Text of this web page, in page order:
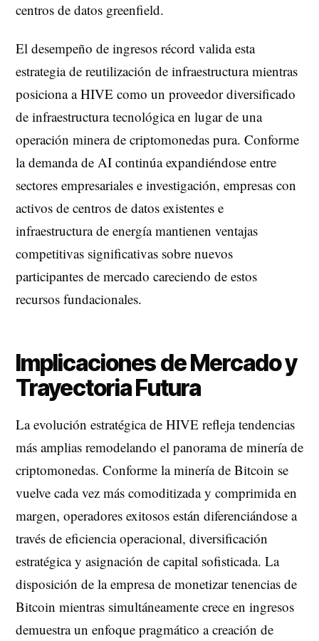
centros de datos greenfield.
El desempeño de ingresos récord valida esta
estrategia de reutilización de infraestructura mientras
posiciona a HIVE como un proveedor diversificado
de infraestructura tecnológica en lugar de una
operación minera de criptomonedas pura. Conforme
la demanda de AI continúa expandiéndose entre
sectores empresariales e investigación, empresas con
activos de centros de datos existentes e
infraestructura de energía mantienen ventajas
competitivas significativas sobre nuevos
participantes de mercado careciendo de estos
recursos fundacionales.
Implicaciones de Mercado y
Trayectoria Futura
La evolución estratégica de HIVE refleja tendencias
más amplias remodelando el panorama de minería de
criptomonedas. Conforme la minería de Bitcoin se
vuelve cada vez más comoditizada y comprimida en
margen, operadores exitosos están diferenciándose a
través de eficiencia operacional, diversificación
estratégica y asignación de capital sofisticada. La
disposición de la empresa de monetizar tenencias de
Bitcoin mientras simultáneamente crece en ingresos
demuestra un enfoque pragmático a creación de